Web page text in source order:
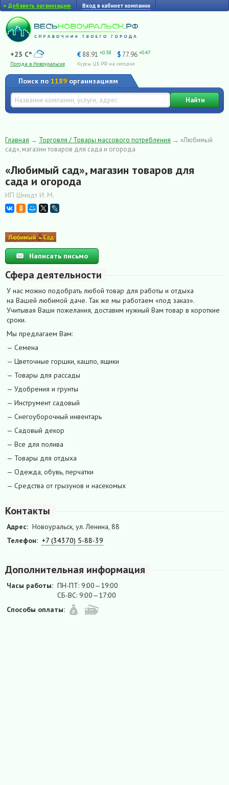
+ Добавить организацию Вход в кабинет компании
+23 C°
Погода в Новоуральске
€ 88.91 +0.38 $ 77.96 +0.47
Курсы ЦБ РФ на сегодня
Поиск по 1189 организациям
Найти
Главная → Торговля / Товары массового потребления → «Любимый
сад», магазин товаров для сада и огорода
«Любимый сад», магазин товаров для
сада и огорода
ИП Шмидт И. М.
Написать письмо
Сфера деятельности
У нас можно подобрать любой товар для работы и отдыха
на Вашей любимой даче. Так же мы работаем «под заказ».
Учитывая Ваши пожелания, доставим нужный Вам товар в короткие
сроки.
Мы предлагаем Вам:
— Семена
— Цветочные горшки, кашпо, ящики
— Товары для рассады
— Удобрения и грунты
— Инструмент садовый
— Снегоуборочный инвентарь
— Садовый декор
— Все для полива
— Товары для отдыха
— Одежда, обувь, перчатки
— Средства от грызунов и насекомых
Контакты
Адрес: Новоуральск, ул. Ленина, 88
Телефон: +7 (34370) 5-88-39
Дополнительная информация
Часы работы: ПН-ПТ: 9:00—19:00
СБ-ВС: 9:00—17:00
Способы оплаты: